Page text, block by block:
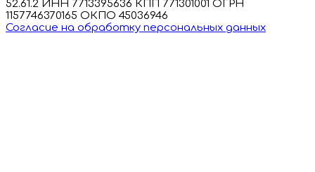
52.61.2 ИНН 7713395636 КПП 771301001 ОГРН
1157746370165 ОКПО 45036946
Согласие на обработку персональных данных